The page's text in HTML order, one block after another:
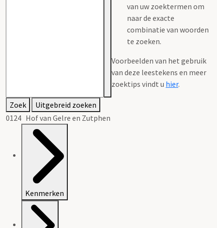
van uw zoektermen om
naar de exacte
combinatie van woorden
te zoeken.
Voorbeelden van het gebruik
van deze leestekens en meer
zoektips vindt u hier.
Zoek
Uitgebreid zoeken
0124 Hof van Gelre en Zutphen
Kenmerken